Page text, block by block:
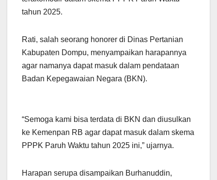
tahun 2025.
Rati, salah seorang honorer di Dinas Pertanian
Kabupaten Dompu, menyampaikan harapannya
agar namanya dapat masuk dalam pendataan
Badan Kepegawaian Negara (BKN).
“Semoga kami bisa terdata di BKN dan diusulkan
ke Kemenpan RB agar dapat masuk dalam skema
PPPK Paruh Waktu tahun 2025 ini,” ujarnya.
Harapan serupa disampaikan Burhanuddin,